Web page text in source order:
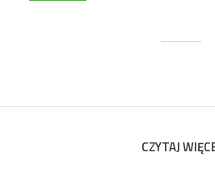
CZYTAJ